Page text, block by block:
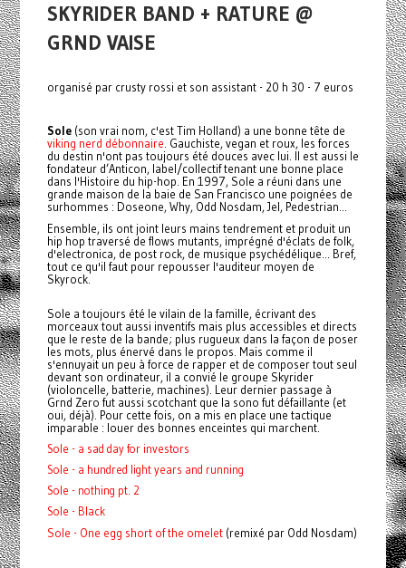
SKYRIDER BAND + RATURE @
GRND VAISE
organisé par crusty rossi et son assistant - 20 h 30 - 7 euros
Sole(son vrai nom, c'est Tim Holland) a une bonne tête de
viking nerd débonnaire . Gauchiste, vegan et roux, les forces
du destin n'ont pas toujours été douces avec lui. Il est aussi le
fondateur d’Anticon, label/collectif tenant une bonne place
dans l'Histoire du hip-hop. En 1997, Sole a réuni dans une
grande maison de la baie de San Francisco une poignées de
surhommes : Doseone, Why, Odd Nosdam, Jel, Pedestrian...
Ensemble, ils ont joint leurs mains tendrement et produit un
hip hop traversé de flows mutants, imprégné d'éclats de folk,
d'electronica, de post rock, de musique psychédélique... Bref,
tout ce qu'il faut pour repousser l'auditeur moyen de
Skyrock.
Sole a toujours été le vilain de la famille, écrivant des
morceaux tout aussi inventifs mais plus accessibles et directs
que le reste de la bande; plus rugueux dans la façon de poser
les mots, plus énervé dans le propos. Mais comme il
s'ennuyait un peu à force de rapper et de composer tout seul
devant son ordinateur, il a convié le groupe Skyrider
(violoncelle, batterie, machines). Leur dernier passage à
Grnd Zero fut aussi scotchant que la sono fut défaillante (et
oui, déjà). Pour cette fois, on a mis en place une tactique
imparable : louer des bonnes enceintes qui marchent.
Sole - a sad day for investors
Sole - a hundred light years and running
Sole - nothing pt. 2
Sole - Black
Sole - One egg short of the omelet(remixé par Odd Nosdam)